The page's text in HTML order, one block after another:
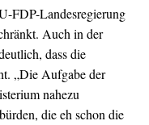
FDP-Landesregierung
Auch in der
dass die
„Die Aufgabe der
nahezu
die eh schon die